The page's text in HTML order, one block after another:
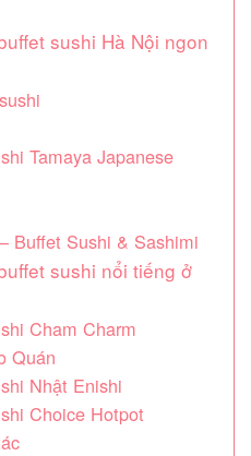
sushi Hà Nội ngon
Tamaya Japanese
Buffet Sushi & Sashimi
sushi nổi tiếng ở
Cham Charm
Quán
Nhật Enishi
Choice Hotpot